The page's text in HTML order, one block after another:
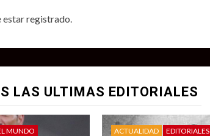
estarregistrado.
LAS ULTIMAS EDITORIALES
MUNDO
ACTUALIDAD
EDITORIALES